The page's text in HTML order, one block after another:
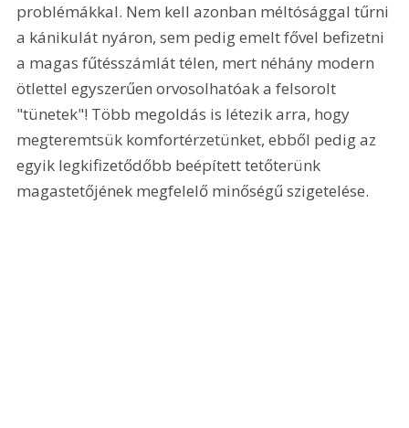
problémákkal. Nem kell azonban méltósággal tűrni
a kánikulát nyáron, sem pedig emelt fővel befizetni
a magas fűtésszámlát télen, mert néhány modern
ötlettel egyszerűen orvosolhatóak a felsorolt
"tünetek"! Több megoldás is létezik arra, hogy
megteremtsük komfortérzetünket, ebből pedig az
egyik legkifizetődőbb beépített tetőterünk
magastetőjének megfelelő minőségű szigetelése.